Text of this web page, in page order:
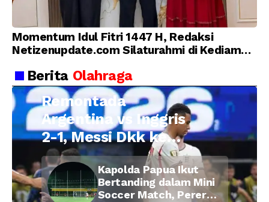
Momentum Idul Fitri 1447 H, Redaksi
Netizenupdate.com Silaturahmi di Kediaman
Berita Olahraga
Remontada
Argentina vs Inggris
2-1, Messi Dkk ke
Final Piala Dunia
2026
Kapolda Papua Ikut
Bertanding dalam Mini
Soccer Match, Pererat